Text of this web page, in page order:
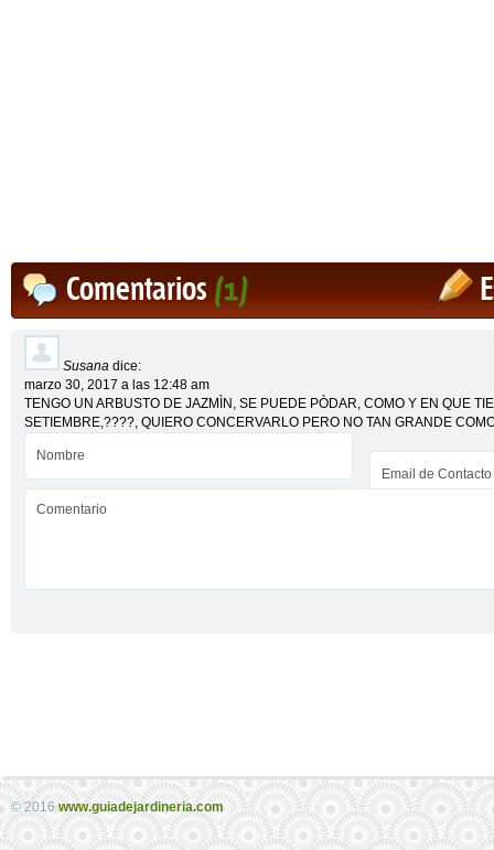
Comentarios(1)
Susana dice:
marzo 30, 2017 a las 12:48 am
TENGO UN ARBUSTO DE JAZMÌN, SE PUEDE PÒDAR, COMO Y EN QUE
SETIEMBRE,????, QUIERO CONCERVARLO PERO NO TAN GRANDE
© 2016www.guiadejardineria.com